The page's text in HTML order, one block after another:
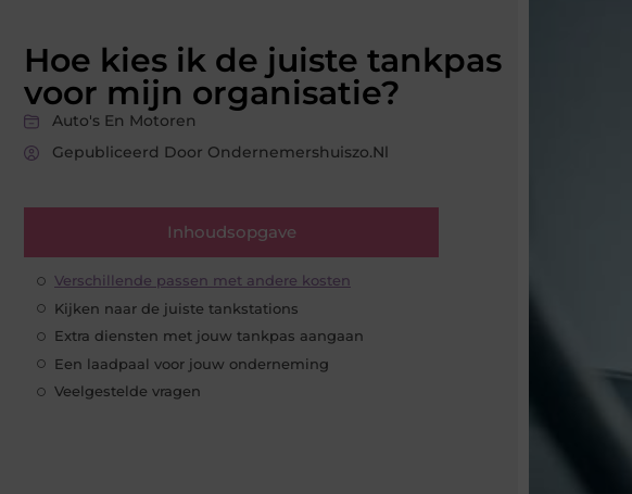
Hoe kies ik de juiste tankpas
voor mijn organisatie?
Auto's En Motoren
Gepubliceerd Door Ondernemershuiszo.nl
Inhoudsopgave
Verschillende passen met andere kosten
Kijken naar de juiste tankstations
Extra diensten met jouw tankpas aangaan
Een laadpaal voor jouw onderneming
Veelgestelde vragen